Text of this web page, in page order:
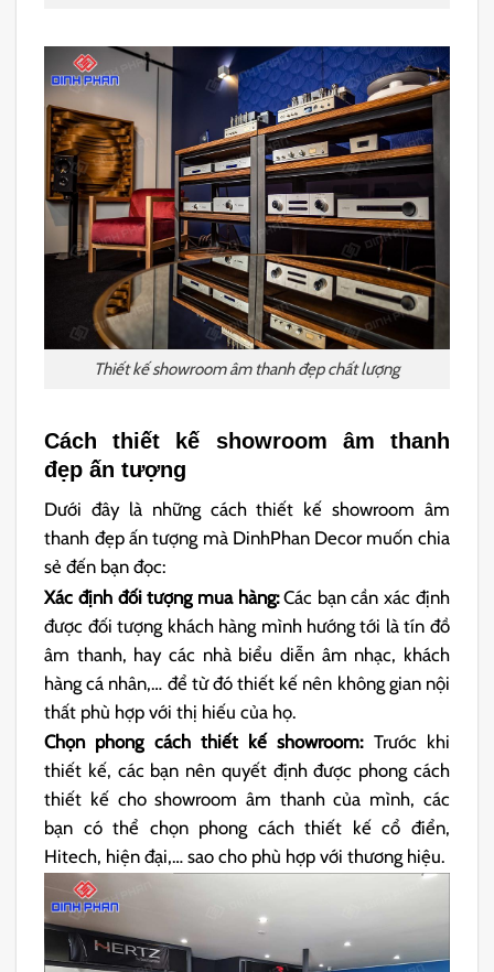
Thiết kế showroom âm thanh đẹp chất lượng
Cách thiết kế showroom âm thanh
đẹp ấn tượng
Dưới đây là những cách thiết kế showroom âm
thanh đẹp ấn tượng mà DinhPhan Decor muốn chia
sẻ đến bạn đọc:
Xác định đối tượng mua hàng:Các bạn cần xác định
được đối tượng khách hàng mình hướng tới là tín đồ
âm thanh, hay các nhà biểu diễn âm nhạc, khách
hàng cá nhân,… để từ đó thiết kế nên không gian nội
thất phù hợp với thị hiếu của họ.
Chọn phong cách thiết kế showroom:Trước khi
thiết kế, các bạn nên quyết định được phong cách
thiết kế cho showroom âm thanh của mình, các
bạn có thể chọn phong cách thiết kế cổ điển,
Hitech, hiện đại,… sao cho phù hợp với thương hiệu.